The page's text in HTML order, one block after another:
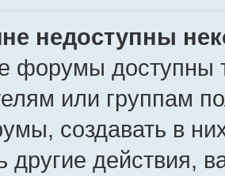
недоступны
форумы доступны
или группам
создавать в
другие действия,